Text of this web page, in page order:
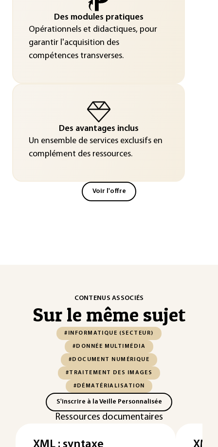
Des modules pratiques
Opérationnels et didactiques, pour
garantir l'acquisition des
compétences transverses.
Des avantages inclus
Un ensemble de services exclusifs en
complément des ressources.
Voir l'offre
CONTENUS ASSOCIÉS
Sur le même sujet
#INFORMATIQUE (SECTEUR)
#DONNÉE MULTIMÉDIA
#DOCUMENT NUMÉRIQUE
#TRAITEMENT DES IMAGES
#DÉMATÉRIALISATION
S'inscrire à la Veille Personnalisée
Ressources documentaires
XML : syntaxe